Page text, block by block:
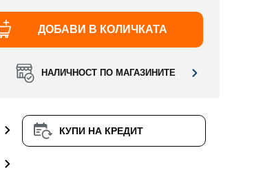
ДОБАВИ В КОЛИЧКАТА
НАЛИЧНОСТ ПО МАГАЗИНИТЕ
КУПИ НА КРЕДИТ